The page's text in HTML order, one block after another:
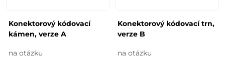
Konektorový kódovací
kámen, verze A
na otázku
Konektorový kódovací trn,
verze B
na otázku